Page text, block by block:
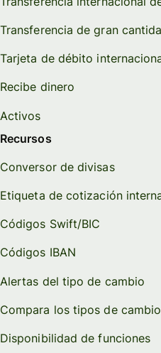
Transferencia de gran
Tarjeta de débito
Recibe dinero
Activos
Recursos
Conversor de divisas
Etiqueta de cotización
Códigos Swift/BIC
Códigos IBAN
Alertas del tipo de cambio
Compara los tipos de cambio
Disponibilidad de funciones